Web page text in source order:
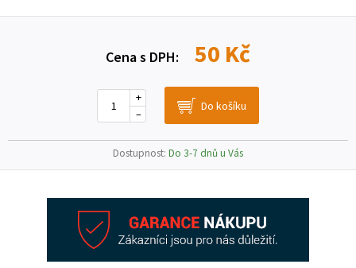
Cena s DPH: 50 Kč
–
+
Dostupnost: Do 3-7 dnů u Vás